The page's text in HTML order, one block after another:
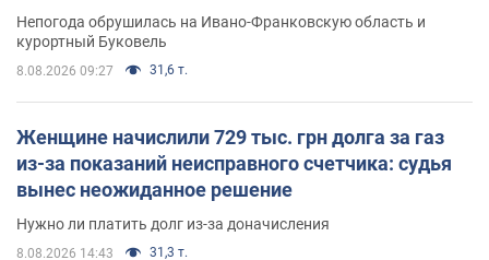
Непогода обрушилась на Ивано-Франковскую область и
курортный Буковель
8.08.2026 09:27 31,6 т.
Женщине начислили 729 тыс. грн долга за газ
из-за показаний неисправного счетчика: судья
вынес неожиданное решение
Нужно ли платить долг из-за доначисления
8.08.2026 14:43 31,3 т.